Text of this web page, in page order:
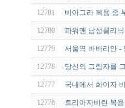
12781 비아그라 복용 중
12780 파워맨 남성클리
12779 서울역 바바리안 -
12778 당신의 그림자를
12777 국내에서 화이자
12776 트리아자비린 복